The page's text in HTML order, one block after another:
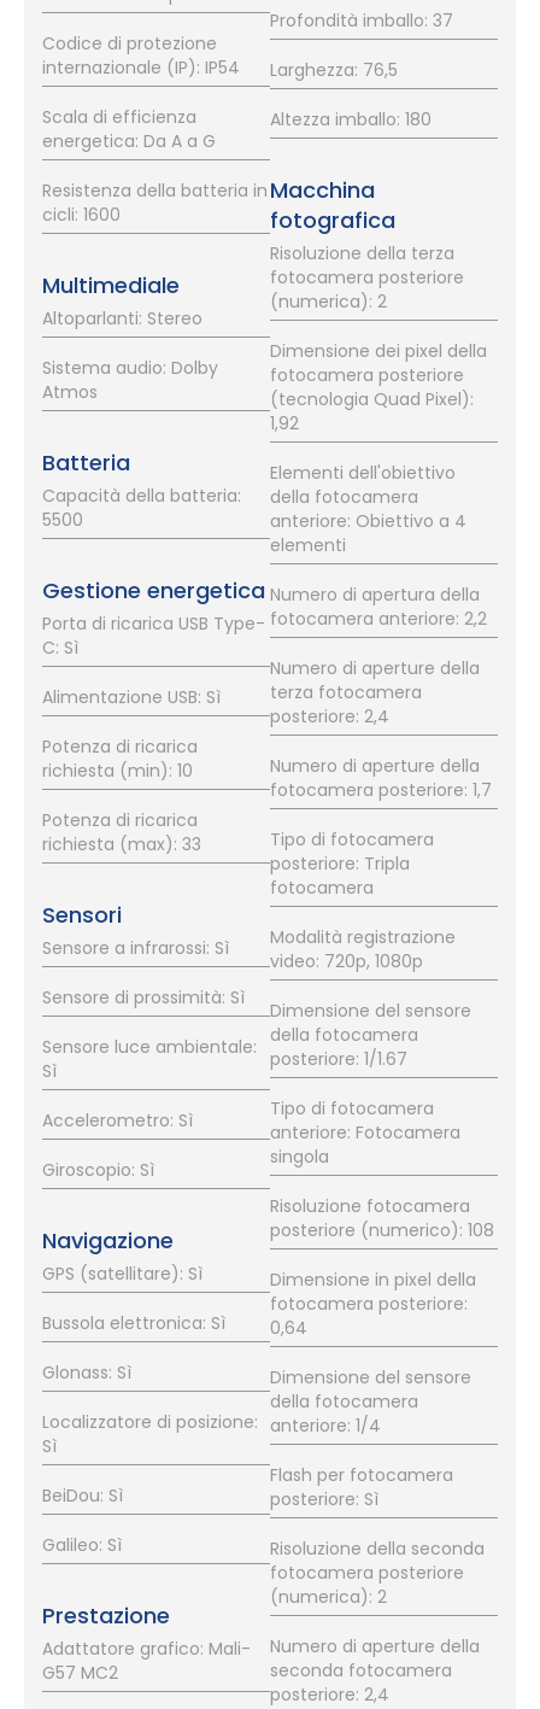
Codice di protezione
internazionale (IP): IP54
Scala di efficienza
energetica: Da A a G
Resistenza della batteria in
cicli: 1600
Multimediale
Altoparlanti: Stereo
Sistema audio: Dolby
Atmos
Batteria
Capacità della batteria:
5500
Gestione energetica
Porta di ricarica USB Type-
C: Sì
Alimentazione USB: Sì
Potenza di ricarica
richiesta (min): 10
Potenza di ricarica
richiesta (max): 33
Sensori
Sensore a infrarossi: Sì
Sensore di prossimità: Sì
Sensore luce ambientale:
Sì
Accelerometro: Sì
Giroscopio: Sì
Navigazione
GPS (satellitare): Sì
Bussola elettronica: Sì
Glonass: Sì
Localizzatore di posizione:
Sì
BeiDou: Sì
Galileo: Sì
Prestazione
Adattatore grafico: Mali-
G57 MC2
Profondità imballo: 37
Larghezza: 76,5
Altezza imballo: 180
Macchina
fotografica
Risoluzione della terza
fotocamera posteriore
(numerica): 2
Dimensione dei pixel della
fotocamera posteriore
(tecnologia Quad Pixel):
1,92
Elementi dell'obiettivo
della fotocamera
anteriore: Obiettivo a 4
elementi
Numero di apertura della
fotocamera anteriore: 2,2
Numero di aperture della
terza fotocamera
posteriore: 2,4
Numero di aperture della
fotocamera posteriore: 1,7
Tipo di fotocamera
posteriore: Tripla
fotocamera
Modalità registrazione
video: 720p, 1080p
Dimensione del sensore
della fotocamera
posteriore: 1/1.67
Tipo di fotocamera
anteriore: Fotocamera
singola
Risoluzione fotocamera
posteriore (numerico): 108
Dimensione in pixel della
fotocamera posteriore:
0,64
Dimensione del sensore
della fotocamera
anteriore: 1/4
Flash per fotocamera
posteriore: Sì
Risoluzione della seconda
fotocamera posteriore
(numerica): 2
Numero di aperture della
seconda fotocamera
posteriore: 2,4